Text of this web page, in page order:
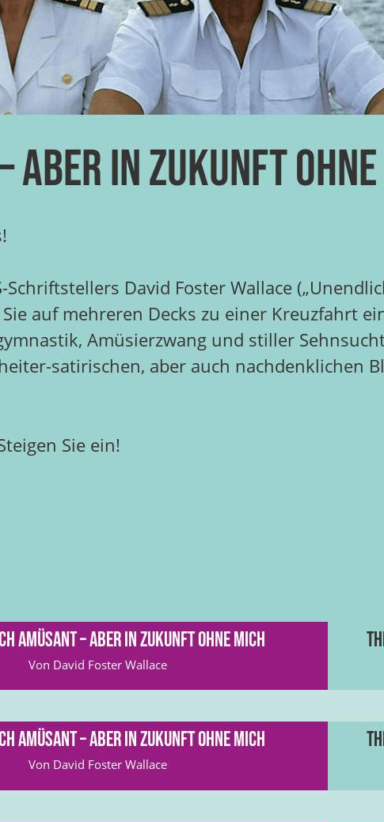
aber in Zukunft ohne
David Foster Wallace
auf mehreren Decks zu einer Kreuzfahrt
Amüsierzwang und stiller
satirischen, aber auch nachdenklichen
Sie ein!
amüsant – aber in Zukunft ohne mich
Von David Foster Wallace
amüsant – aber in Zukunft ohne mich
Von David Foster Wallace